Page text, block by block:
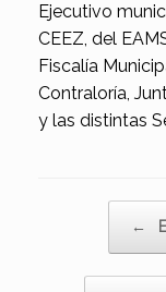
Ejecutivo
CEEZ, del
Fiscalía
Contraloría,
y las distintas
←